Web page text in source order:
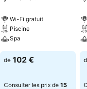
Wi-Fi gratuit
Piscine
Spa
Consulter les prix
de 102 €
Consulter les prix de 15